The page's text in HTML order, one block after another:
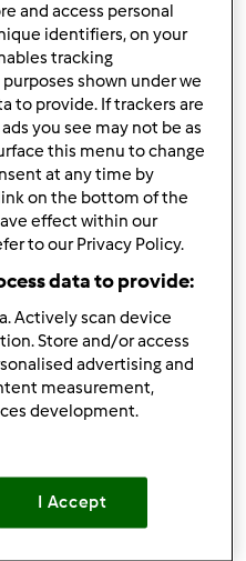
del grembiule accanto al
grado attuale.
PUNTI PER LA
di seguito è possibile
si sommeranno alla tuo
Controlla la scala di
successivo.
campi= 10 p. Solo i
and access personal
identifiers, on your
tracking
shown under we
to provide. If trackers are
you see may not be as
this menu to change
at any time by
on the bottom of the
effect within our
to our Privacy Policy.
data to provide:
Actively scan device
Store and/or access
advertising and
measurement,
development.
I Accept